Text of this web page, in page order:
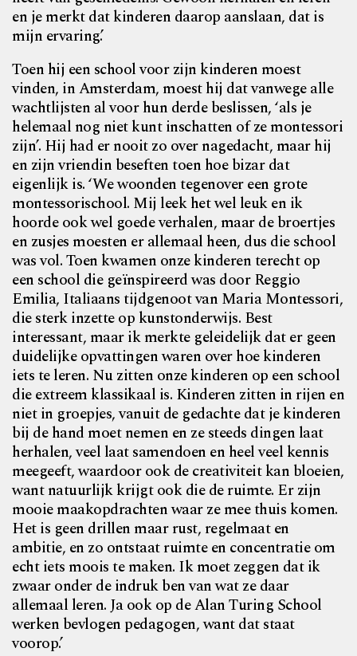
en je merkt dat kinderen daarop aanslaan, dat is
mijn ervaring.’
Toen hij een school voor zijn kinderen moest
vinden, in Amsterdam, moest hij dat vanwege alle
wachtlijsten al voor hun derde beslissen, ‘als je
helemaal nog niet kunt inschatten of ze montessori
zijn’. Hij had er nooit zo over nagedacht, maar hij
en zijn vriendin beseften toen hoe bizar dat
eigenlijk is. ‘We woonden tegenover een grote
montessorischool. Mij leek het wel leuk en ik
hoorde ook wel goede verhalen, maar de broertjes
en zusjes moesten er allemaal heen, dus die school
was vol. Toen kwamen onze kinderen terecht op
een school die geïnspireerd was door Reggio
Emilia, Italiaans tijdgenoot van Maria Montessori,
die sterk inzette op kunstonderwijs. Best
interessant, maar ik merkte geleidelijk dat er geen
duidelijke opvattingen waren over hoe kinderen
iets te leren. Nu zitten onze kinderen op een school
die extreem klassikaal is. Kinderen zitten in rijen en
niet in groepjes, vanuit de gedachte dat je kinderen
bij de hand moet nemen en ze steeds dingen laat
herhalen, veel laat samendoen en heel veel kennis
meegeeft, waardoor ook de creativiteit kan bloeien,
want natuurlijk krijgt ook die de ruimte. Er zijn
mooie maakopdrachten waar ze mee thuis komen.
Het is geen drillen maar rust, regelmaat en
ambitie, en zo ontstaat ruimte en concentratie om
echt iets moois te maken. Ik moet zeggen dat ik
zwaar onder de indruk ben van wat ze daar
allemaal leren. Ja ook op de Alan Turing School
werken bevlogen pedagogen, want dat staat
voorop.’